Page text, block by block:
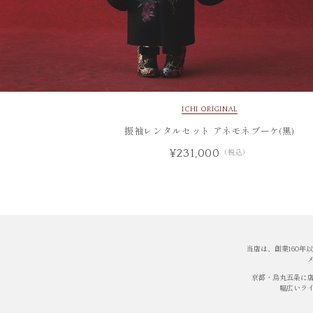
ICHI ORIGINAL
振袖レンタルセット アネモネブーケ(黒)
¥231,000 （税込）
当店は、創業160年
京都・烏丸五条に
幅広いラ